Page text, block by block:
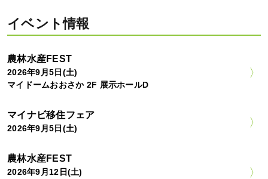
イベント情報
農林水産FEST
2026年9月5日(土)
マイドームおおさか 2F 展示ホールD
マイナビ移住フェア
2026年9月5日(土)
農林水産FEST
2026年9月12日(土)